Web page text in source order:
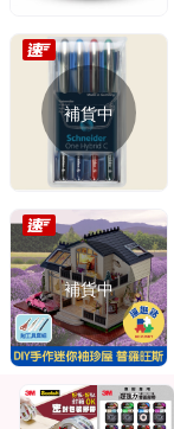
補貨中
補貨中